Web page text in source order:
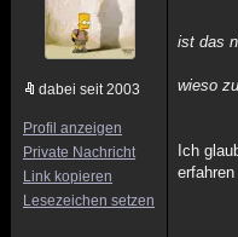
dabei seit 2003
Profil anzeigen
Private Nachricht
Link kopieren
Lesezeichen setzen
ist das
wieso
Ich